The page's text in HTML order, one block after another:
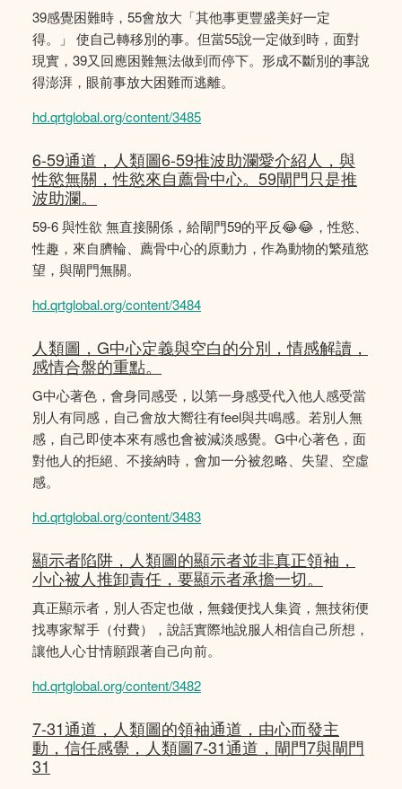
39感覺困難時，55會放大「其他事更豐盛美好一定
得。」 使自己轉移別的事。但當55說一定做到時，面對
現實，39又回應困難無法做到而停下。形成不斷別的事說
得澎湃，眼前事放大困難而逃離。
hd.qrtglobal.org/content/3485
6-59通道，人類圖6-59推波助瀾愛介紹人，與
性慾無關，性慾來自薦骨中心。59閘門只是推
波助瀾。
59-6 與性欲 無直接關係，給閘門59的平反😂😂，性慾、
性趣，來自臍輪、薦骨中心的原動力，作為動物的繁殖慾
望，與閘門無關。
hd.qrtglobal.org/content/3484
人類圖，G中心定義與空白的分別，情感解讀，
感情合盤的重點。
G中心著色，會身同感受，以第一身感受代入他人感受當
別人有同感，自己會放大嚮往有feel與共鳴感。若別人無
感，自己即使本來有感也會被減淡感覺。G中心著色，面
對他人的拒絕、不接納時，會加一分被忽略、失望、空虛
感。
hd.qrtglobal.org/content/3483
顯示者陷阱，人類圖的顯示者並非真正領袖，
小心被人推卸責任，要顯示者承擔一切。
真正顯示者，別人否定也做，無錢便找人集資，無技術便
找專家幫手（付費），說話實際地說服人相信自己所想，
讓他人心甘情願跟著自己向前。
hd.qrtglobal.org/content/3482
7-31通道，人類圖的領袖通道，由心而發主
動，信任感覺，人類圖7-31通道，閘門7與閘門
31